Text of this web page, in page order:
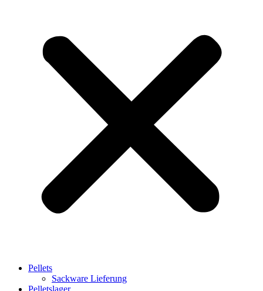
Pellets
Sackware Lieferung